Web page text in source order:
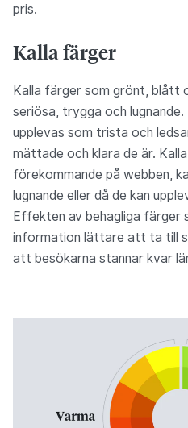
pris.
Kalla färger
Kalla färger som grönt, blått
seriösa, trygga och lugnande.
upplevas som trista och
mättade och klara de är.
förekommande på webben,
lugnande eller då de kan
Effekten av behagliga
information lättare att ta till
att besökarna stannar kvar